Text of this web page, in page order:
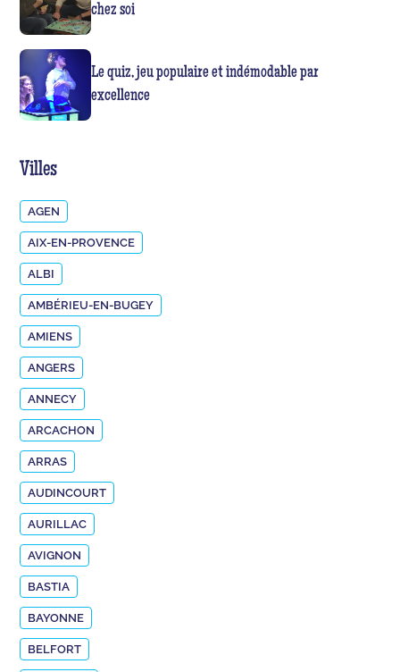
chez soi
Le quiz, jeu populaire et indémodable par
excellence
Villes
AGEN
AIX-EN-PROVENCE
ALBI
AMBÉRIEU-EN-BUGEY
AMIENS
ANGERS
ANNECY
ARCACHON
ARRAS
AUDINCOURT
AURILLAC
AVIGNON
BASTIA
BAYONNE
BELFORT